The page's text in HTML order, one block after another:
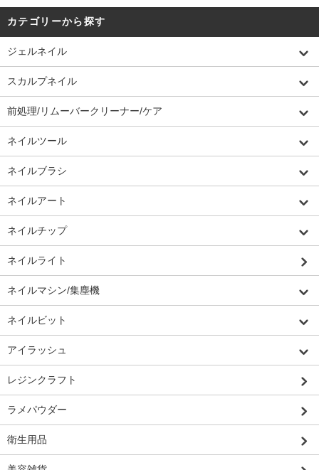
カテゴリーから探す
ジェルネイル
スカルプネイル
前処理/リムーバークリーナー/ケア
ネイルツール
ネイルブラシ
ネイルアート
ネイルチップ
ネイルライト
ネイルマシン/集塵機
ネイルビット
アイラッシュ
レジンクラフト
ラメパウダー
衛生用品